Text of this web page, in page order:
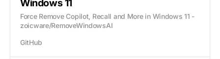
Windows 11
Force Remove Copilot, Recall and More in Windows 11 -
zoicware/RemoveWindowsAI
GitHub